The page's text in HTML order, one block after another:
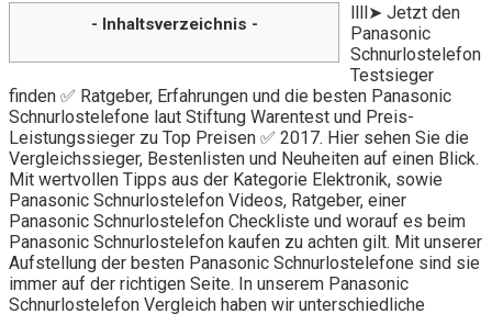
- Inhaltsverzeichnis -
llll➤ Jetzt den
Panasonic
Schnurlostelefon
Testsieger
finden ✅ Ratgeber, Erfahrungen und die besten Panasonic
Schnurlostelefone laut Stiftung Warentest und Preis-
Leistungssieger zu Top Preisen ✅ 2017. Hier sehen Sie die
Vergleichssieger, Bestenlisten und Neuheiten auf einen Blick.
Mit wertvollen Tipps aus der Kategorie Elektronik, sowie
Panasonic Schnurlostelefon Videos, Ratgeber, einer
Panasonic Schnurlostelefon Checkliste und worauf es beim
Panasonic Schnurlostelefon kaufen zu achten gilt. Mit unserer
Aufstellung der besten Panasonic Schnurlostelefone sind sie
immer auf der richtigen Seite. In unserem Panasonic
Schnurlostelefon Vergleich haben wir unterschiedliche